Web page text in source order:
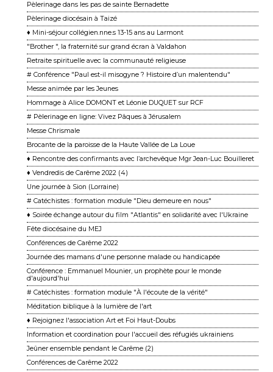
Pèlerinage dans les pas de sainte Bernadette
Pèlerinage diocésain à Taizé
♦ Mini-séjour collégien.nne.s 13-15 ans au Larmont
"Brother ", la fraternité sur grand écran à Valdahon
Retraite spirituelle avec la communauté religieuse
# Conférence "Paul est-il misogyne ? Histoire d’un malentendu"
Messe animée par les Jeunes
Hommage à Alice DOMONT et Léonie DUQUET sur RCF
# Pèlerinage en ligne: Vivez Pâques à Jérusalem
Messe Chrismale
Brocante de la paroisse de la Haute Vallée de La Loue
♦ Rencontre des confirmants avec l’archevêque Mgr Jean-Luc Bouilleret
♦ Vendredis de Carême 2022 (4)
Une journée à Sion (Lorraine)
# Catéchistes : formation module "Dieu demeure en nous"
♦ Soirée échange autour du film "Atlantis" en solidarité avec l'Ukraine
Fête diocésaine du MEJ
Conférences de Carême 2022
Journée des mamans d'une personne malade ou handicapée
Conférence : Emmanuel Mounier, un prophète pour le monde
d'aujourd'hui
# Catéchistes : formation module "À l'écoute de la vérité"
Méditation biblique à la lumière de l'art
♦ Rejoignez l'association Art et Foi Haut-Doubs
Information et coordination pour l'accueil des réfugiés ukrainiens
Jeûner ensemble pendant le Carême (2)
Conférences de Carême 2022